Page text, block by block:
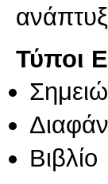
Τύποι
Βιβλίο